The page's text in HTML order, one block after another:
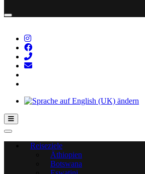
Hamburger Toggle-Menü
Reiseziele
Äthiopien
Botswana